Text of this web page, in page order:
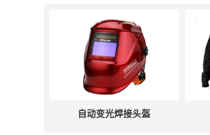
自动变光焊接头盔